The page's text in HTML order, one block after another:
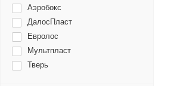
Аэробокс
ДалосПласт
Евролос
Мультпласт
Тверь